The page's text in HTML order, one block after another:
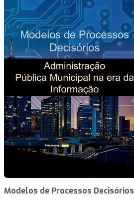
Modelos de Processos Decisórios